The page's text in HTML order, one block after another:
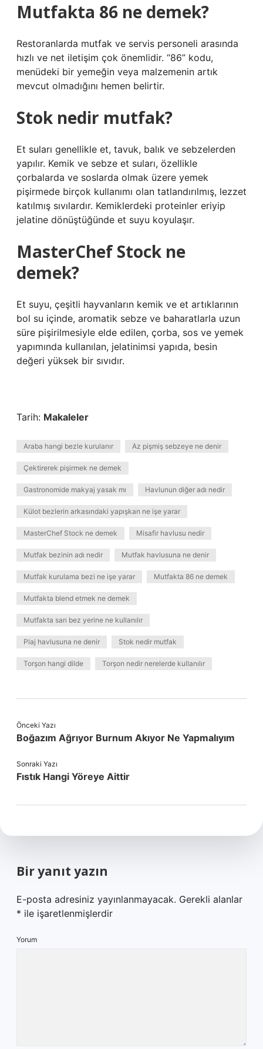
Mutfakta 86 ne demek?
Restoranlarda mutfak ve servis personeli arasında
hızlı ve net iletişim çok önemlidir. “86” kodu,
menüdeki bir yemeğin veya malzemenin artık
mevcut olmadığını hemen belirtir.
Stok nedir mutfak?
Et suları genellikle et, tavuk, balık ve sebzelerden
yapılır. Kemik ve sebze et suları, özellikle
çorbalarda ve soslarda olmak üzere yemek
pişirmede birçok kullanımı olan tatlandırılmış, lezzet
katılmış sıvılardır. Kemiklerdeki proteinler eriyip
jelatine dönüştüğünde et suyu koyulaşır.
MasterChef Stock ne
demek?
Et suyu, çeşitli hayvanların kemik ve et artıklarının
bol su içinde, aromatik sebze ve baharatlarla uzun
süre pişirilmesiyle elde edilen, çorba, sos ve yemek
yapımında kullanılan, jelatinimsi yapıda, besin
değeri yüksek bir sıvıdır.
Tarih: Makaleler
Araba hangi bezle kurulanır Az pişmiş sebzeye ne denir
Çektirerek pişirmek ne demek
Gastronomide makyaj yasak mı Havlunun diğer adı nedir
Külot bezlerin arkasındaki yapışkan ne işe yarar
MasterChef Stock ne demek Misafir havlusu nedir
Mutfak bezinin adı nedir Mutfak havlusuna ne denir
Mutfak kurulama bezi ne işe yarar Mutfakta 86 ne demek
Mutfakta blend etmek ne demek
Mutfakta sarı bez yerine ne kullanılır
Plaj havlusuna ne denir Stok nedir mutfak
Torşon hangi dilde Torşon nedir nerelerde kullanılır
Önceki Yazı
Boğazım Ağrıyor Burnum Akıyor Ne Yapmalıyım
Sonraki Yazı
Fıstık Hangi Yöreye Aittir
Bir yanıt yazın
E-posta adresiniz yayınlanmayacak. Gerekli alanlar
* ile işaretlenmişlerdir
Yorum